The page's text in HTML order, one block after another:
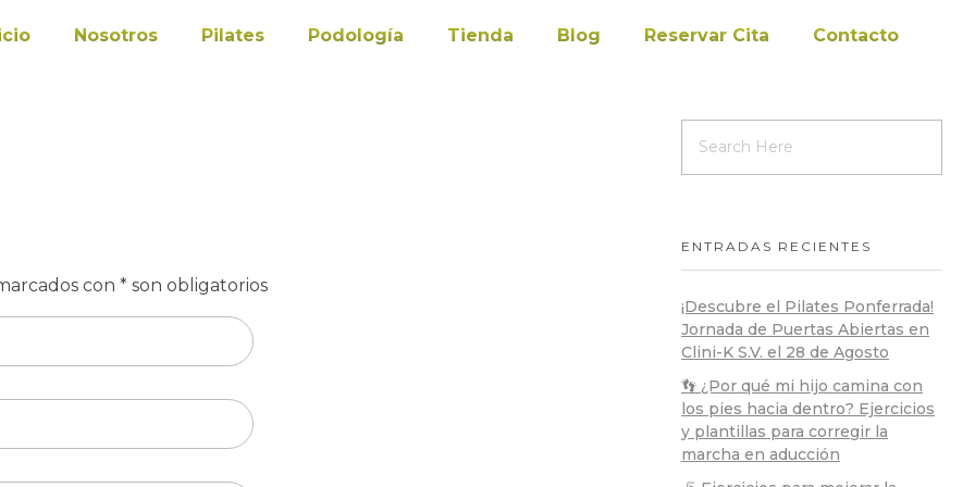
Nosotros Pilates Podología Tienda Blog Reservar Cita Contacto
ENTRADAS RECIENTES
¡Descubre el Pilates Ponferrada!
Jornada de Puertas Abiertas en
Clini-K S.V. el 28 de Agosto
👣 ¿Por qué mi hijo camina con
los pies hacia dentro? Ejercicios
y plantillas para corregir la
marcha en aducción